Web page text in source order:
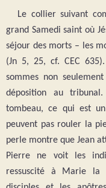
Le collier suivant
grand Samedi saint où
séjour des morts – les
(Jn 5, 25, cf. CEC
sommes non
déposition au
tombeau, ce qui est
peuvent pas rouler la
perle montre que Jean
Pierre ne voit les
ressuscité à Marie la